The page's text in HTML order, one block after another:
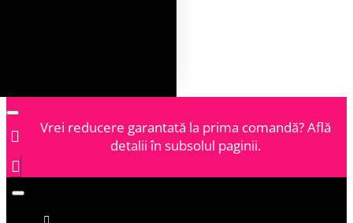
Vrei reducere garantată la prima comandă? Află
detalii în subsolul paginii.